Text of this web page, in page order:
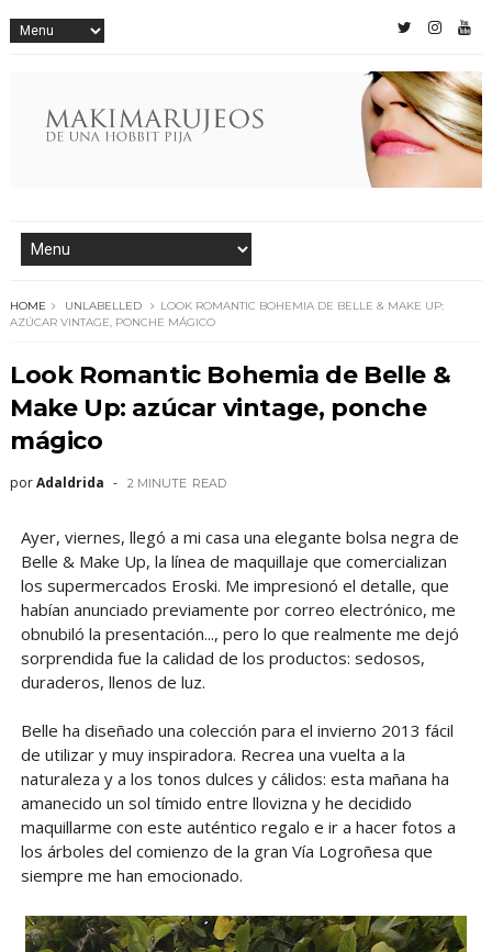
HOME UNLABELLED
LOOK ROMANTIC BOHEMIA DE BELLE & MAKE UP:
AZÚCAR VINTAGE, PONCHE MÁGICO
Look Romantic Bohemia de Belle &
Make Up: azúcar vintage, ponche
mágico
porAdaldrida 2 MINUTE READ
Ayer, viernes, llegó a mi casa una elegante bolsa negra de
Belle & Make Up, la línea de maquillaje que comercializan
los supermercados Eroski. Me impresionó el detalle, que
habían anunciado previamente por correo electrónico, me
obnubiló la presentación..., pero lo que realmente me dejó
sorprendida fue la calidad de los productos: sedosos,
duraderos, llenos de luz.
Belle ha diseñado una colección para el invierno 2013 fácil
de utilizar y muy inspiradora. Recrea una vuelta a la
naturaleza y a los tonos dulces y cálidos: esta mañana ha
amanecido un sol tímido entre llovizna y he decidido
maquillarme con este auténtico regalo e ir a hacer fotos a
los árboles del comienzo de la gran Vía Logroñesa que
siempre me han emocionado.